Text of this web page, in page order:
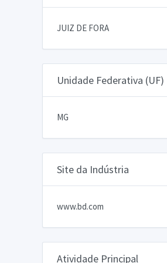
JUIZ DE FORA
Unidade Federativa (UF)
MG
Site da Indústria
www.bd.com
Atividade Principal